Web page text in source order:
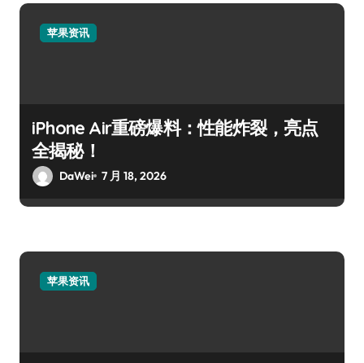
苹果资讯
iPhone Air重磅爆料：性能炸裂，亮点
全揭秘！
DaWei 7 月 18, 2026
苹果资讯